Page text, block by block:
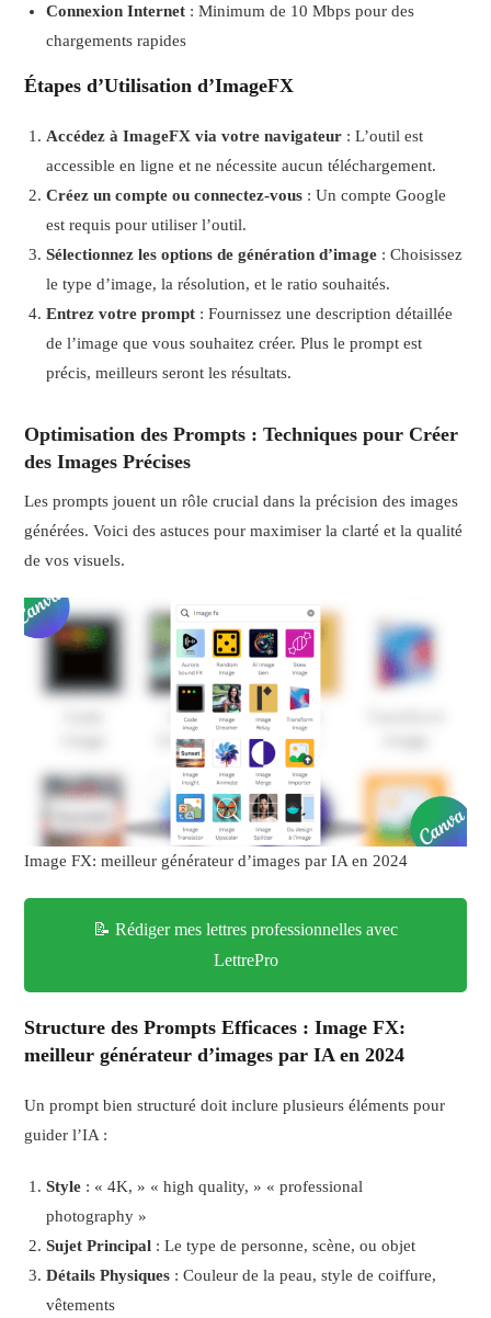
Connexion Internet : Minimum de 10 Mbps pour des
chargements rapides
Étapes d’Utilisation d’ImageFX
Accédez à ImageFX via votre navigateur : L’outil est
accessible en ligne et ne nécessite aucun téléchargement.
Créez un compte ou connectez-vous : Un compte Google
est requis pour utiliser l’outil.
Sélectionnez les options de génération d’image : Choisissez
le type d’image, la résolution, et le ratio souhaités.
Entrez votre prompt : Fournissez une description détaillée
de l’image que vous souhaitez créer. Plus le prompt est
précis, meilleurs seront les résultats.
Optimisation des Prompts : Techniques pour Créer
des Images Précises
Les prompts jouent un rôle crucial dans la précision des images
générées. Voici des astuces pour maximiser la clarté et la qualité
de vos visuels.
Image FX: meilleur générateur d’images par IA en 2024
📝 Rédiger mes lettres professionnelles avec
LettrePro
Structure des Prompts Efficaces : Image FX:
meilleur générateur d’images par IA en 2024
Un prompt bien structuré doit inclure plusieurs éléments pour
guider l’IA :
Style : « 4K, » « high quality, » « professional
photography »
Sujet Principal : Le type de personne, scène, ou objet
Détails Physiques : Couleur de la peau, style de coiffure,
vêtements